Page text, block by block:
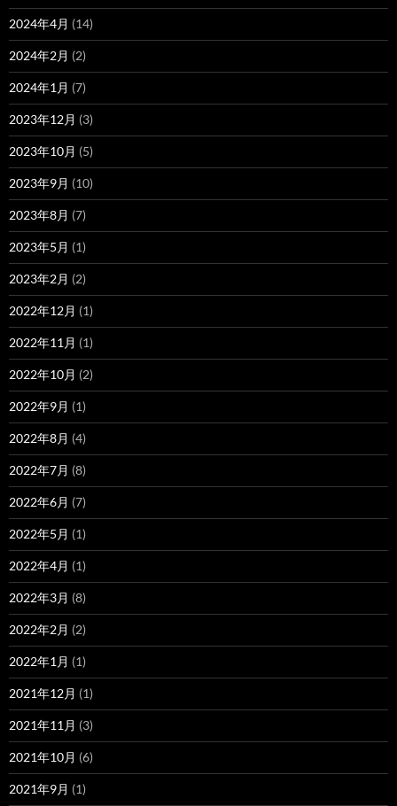
2024年4月 (14)
2024年2月 (2)
2024年1月 (7)
2023年12月 (3)
2023年10月 (5)
2023年9月 (10)
2023年8月 (7)
2023年5月 (1)
2023年2月 (2)
2022年12月 (1)
2022年11月 (1)
2022年10月 (2)
2022年9月 (1)
2022年8月 (4)
2022年7月 (8)
2022年6月 (7)
2022年5月 (1)
2022年4月 (1)
2022年3月 (8)
2022年2月 (2)
2022年1月 (1)
2021年12月 (1)
2021年11月 (3)
2021年10月 (6)
2021年9月 (1)